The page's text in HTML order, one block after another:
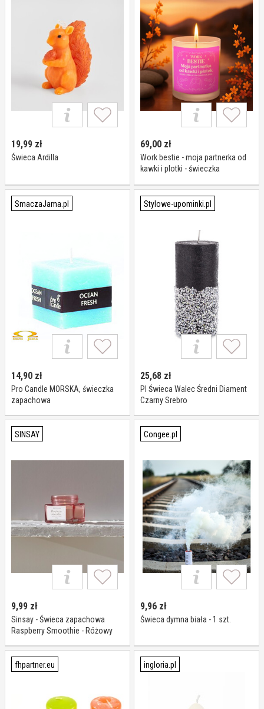
19,99 zł
Świeca Ardilla
69,00 zł
Work bestie - moja partnerka od
kawki i plotki - świeczka
SmaczaJama.pl
14,90 zł
Pro Candle MORSKA, świeczka
zapachowa
Stylowe-upominki.pl
25,68 zł
Pl Świeca Walec Średni Diament
Czarny Srebro
SINSAY
9,99 zł
Sinsay - Świeca zapachowa
Raspberry Smoothie - Różowy
Congee.pl
9,96 zł
Świeca dymna biała - 1 szt.
fhpartner.eu ingloria.pl